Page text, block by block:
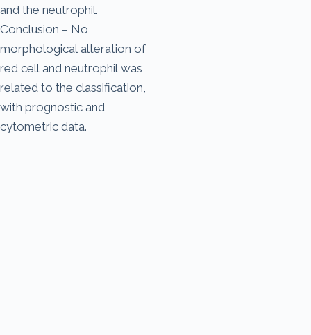
and the neutrophil.
Conclusion – No
morphological alteration of
red cell and neutrophil was
related to the classification,
with prognostic and
cytometric data.